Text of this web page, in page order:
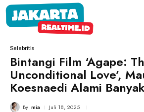
Selebritis
Bintangi Film ‘Agape:
Unconditional Love’,
Koesnaedi Alami
By mia Juli 18, 2025